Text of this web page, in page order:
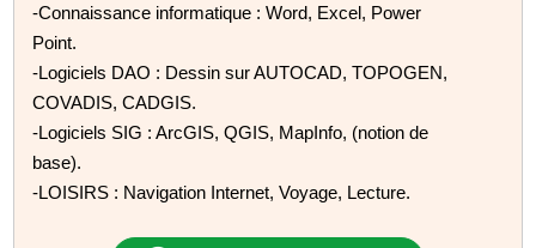
-Connaissance informatique : Word, Excel, Power
Point.
-Logiciels DAO : Dessin sur AUTOCAD, TOPOGEN,
COVADIS, CADGIS.
-Logiciels SIG : ArcGIS, QGIS, MapInfo, (notion de
base).
-LOISIRS : Navigation Internet, Voyage, Lecture.